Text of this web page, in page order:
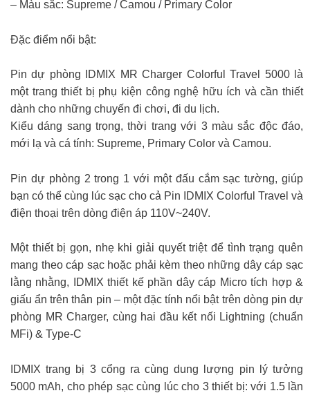
– Màu sắc: Supreme / Camou / Primary Color
Đặc điểm nổi bật:
Pin dự phòng IDMIX MR Charger Colorful Travel 5000 là
một trang thiết bị phụ kiện công nghệ hữu ích và cần thiết
dành cho những chuyến đi chơi, đi du lịch.
Kiểu dáng sang trọng, thời trang với 3 màu sắc độc đáo,
mới lạ và cá tính: Supreme, Primary Color và Camou.
Pin dự phòng 2 trong 1 với một đấu cắm sạc tường, giúp
bạn có thể cùng lúc sạc cho cả Pin IDMIX Colorful Travel và
điện thoại trên dòng điện áp 110V~240V.
Một thiết bị gọn, nhẹ khi giải quyết triệt để tình trạng quên
mang theo cáp sạc hoặc phải kèm theo những dây cáp sạc
lằng nhằng, IDMIX thiết kế phần dây cáp Micro tích hợp &
giấu ẩn trên thân pin – một đặc tính nổi bật trên dòng pin dự
phòng MR Charger, cùng hai đầu kết nối Lightning (chuẩn
MFi) & Type-C
IDMIX trang bị 3 cổng ra cùng dung lượng pin lý tưởng
5000 mAh, cho phép sạc cùng lúc cho 3 thiết bị: với 1.5 lần